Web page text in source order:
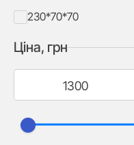
Ціна, грн
230*70*70